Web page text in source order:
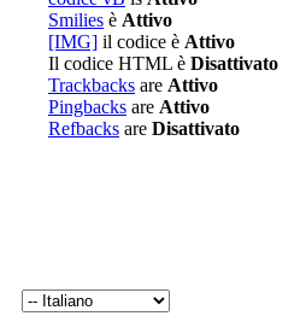
Smilies è Attivo
[IMG] il codice è Attivo
Il codice HTML è Disattivato
Trackbacks are Attivo
Pingbacks are Attivo
Refbacks are Disattivato